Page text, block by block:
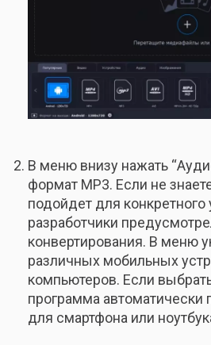
В меню внизу нажать
формат МР3. Если не
подойдет для конкретного
разработчики
конвертирования. В меню
различных мобильных
компьютеров. Если
программа автоматически
для смартфона или